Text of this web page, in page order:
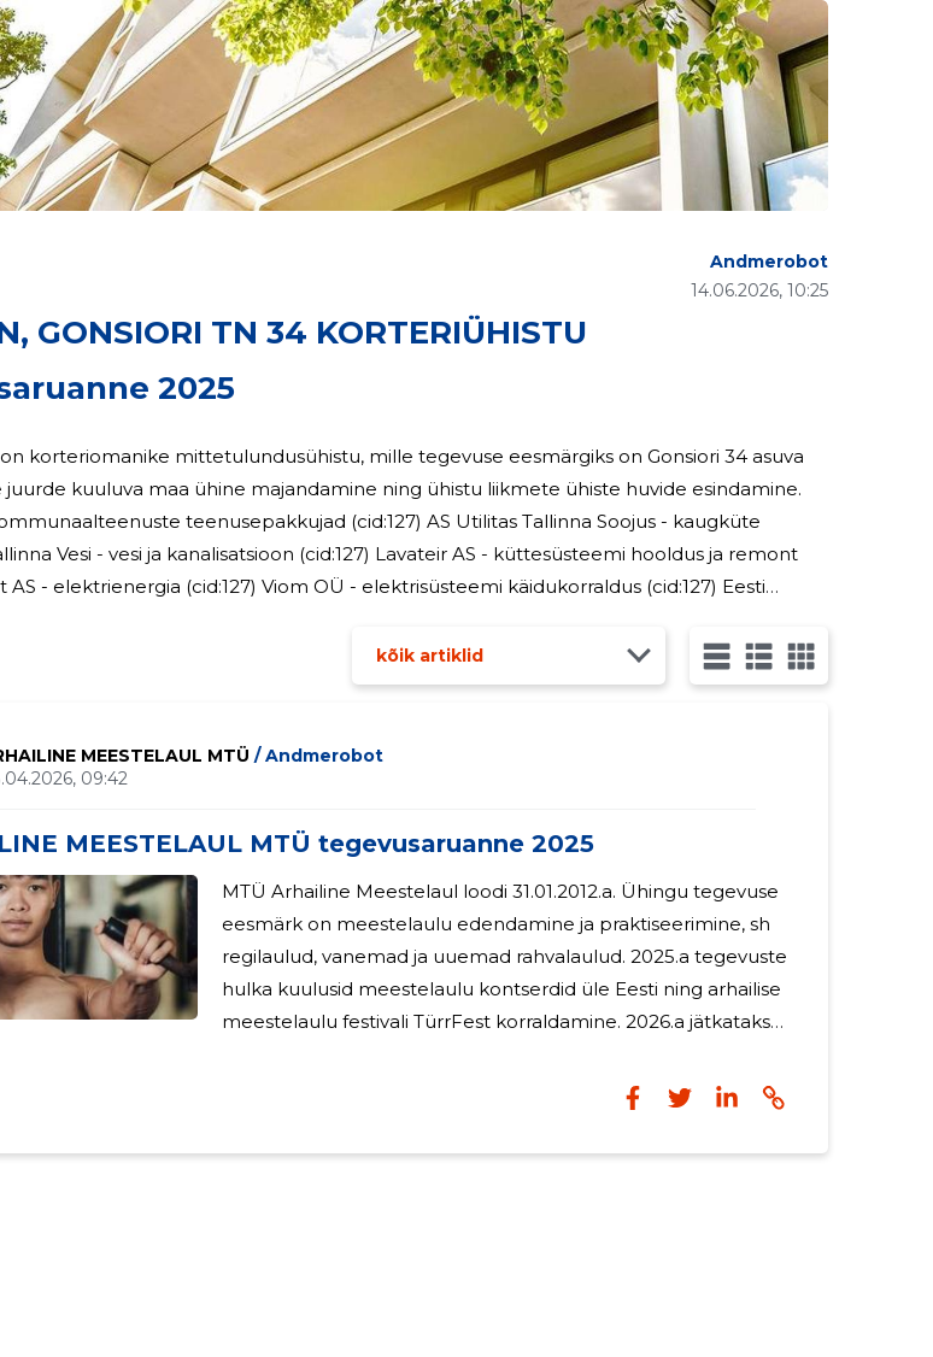
GONSIORI TN 34 KORTERIÜHISTU
2025
14.06.2026, 10:25
Andmerobot
korteriomanike mittetulundusühistu, mille tegevuse eesmärgiks on Gonsiori 34 asuva
juurde kuuluva maa ühine majandamine ning ühistu liikmete ühiste huvide esindamine.
teenusepakkujad (cid:127) AS Utilitas Tallinna Soojus - kaugküte
Vesi - vesi ja kanalisatsioon (cid:127) Lavateir AS - küttesüsteemi hooldus ja remont
AS - elektrienergia (cid:127) Viom OÜ - elektrisüsteemi käidukorraldus (cid:127) Eesti
kõik artiklid
MEESTELAUL MTÜ / Andmerobot
09:42
MEESTELAUL MTÜ tegevusaruanne 2025
MTÜ Arhailine Meestelaul loodi 31.01.2012.a. Ühingu tegevuse
eesmärk on meestelaulu edendamine ja praktiseerimine, sh
regilaulud, vanemad ja uuemad rahvalaulud. 2025.a tegevuste
hulka kuulusid meestelaulu kontserdid üle Eesti ning arhailise
meestelaulu festivali TürrFest korraldamine. 2026.a jätkatakse